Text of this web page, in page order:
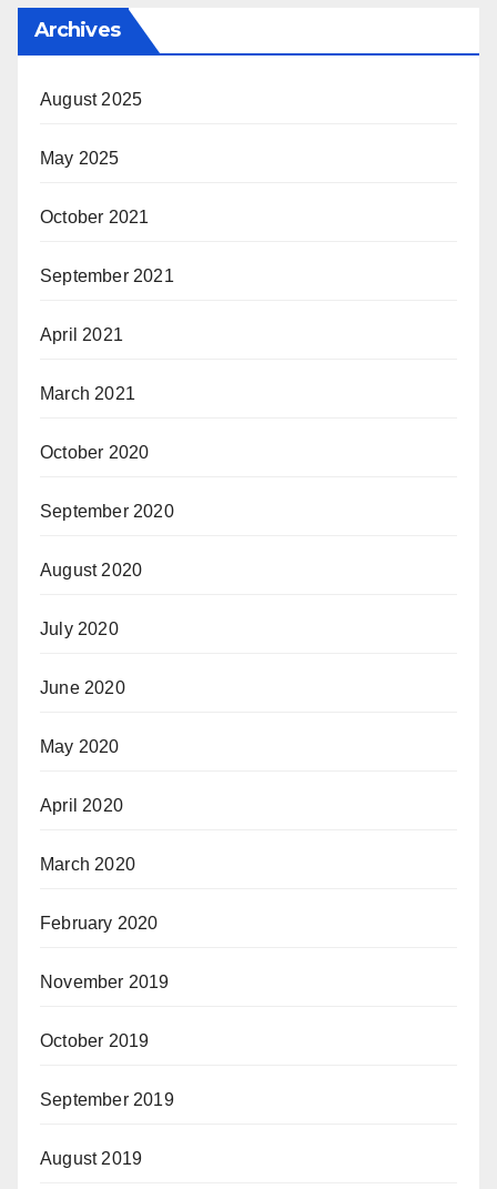
Archives
August 2025
May 2025
October 2021
September 2021
April 2021
March 2021
October 2020
September 2020
August 2020
July 2020
June 2020
May 2020
April 2020
March 2020
February 2020
November 2019
October 2019
September 2019
August 2019